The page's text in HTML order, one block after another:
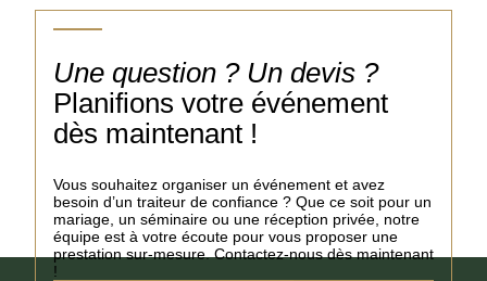
Une question ? Un devis ?
Planifions votre événement
dès maintenant !
Vous souhaitez organiser un événement et avez
besoin d’un traiteur de confiance ? Que ce soit pour un
mariage, un séminaire ou une réception privée, notre
équipe est à votre écoute pour vous proposer une
prestation sur-mesure. Contactez-nous dès maintenant
!